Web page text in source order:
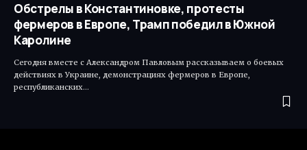
Обстрелы в Константиновке, протесты
фермеров в Европе, Трамп победил в Южной
Каролине
Сегодня вместе с Александром Павловым рассказываем о боевых
действиях в Украине, демонстрациях фермеров в Европе,
республиканских…